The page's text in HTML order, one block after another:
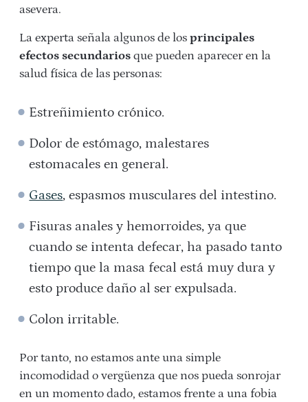
asevera.
La experta señala algunos de los principales
efectos secundarios que pueden aparecer en la
salud física de las personas:
Estreñimiento crónico.
Dolor de estómago, malestares
estomacales en general.
Gases, espasmos musculares del intestino.
Fisuras anales y hemorroides, ya que
cuando se intenta defecar, ha pasado tanto
tiempo que la masa fecal está muy dura y
esto produce daño al ser expulsada.
Colon irritable.
Por tanto, no estamos ante una simple
incomodidad o vergüenza que nos pueda sonrojar
en un momento dado, estamos frente a una fobia